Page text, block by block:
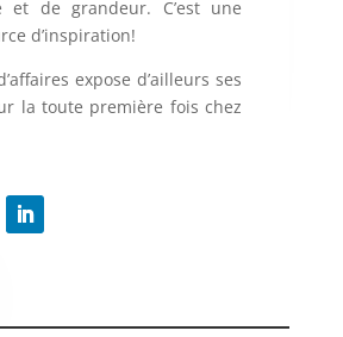
et de grandeur. C’est une
d’inspiration!
expose d’ailleurs ses
la toute première fois chez